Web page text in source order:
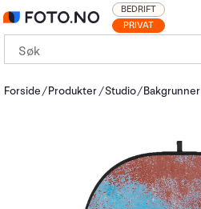
PRIVAT
BEDRIFT
Forside Produkter Studio Bakgrunner